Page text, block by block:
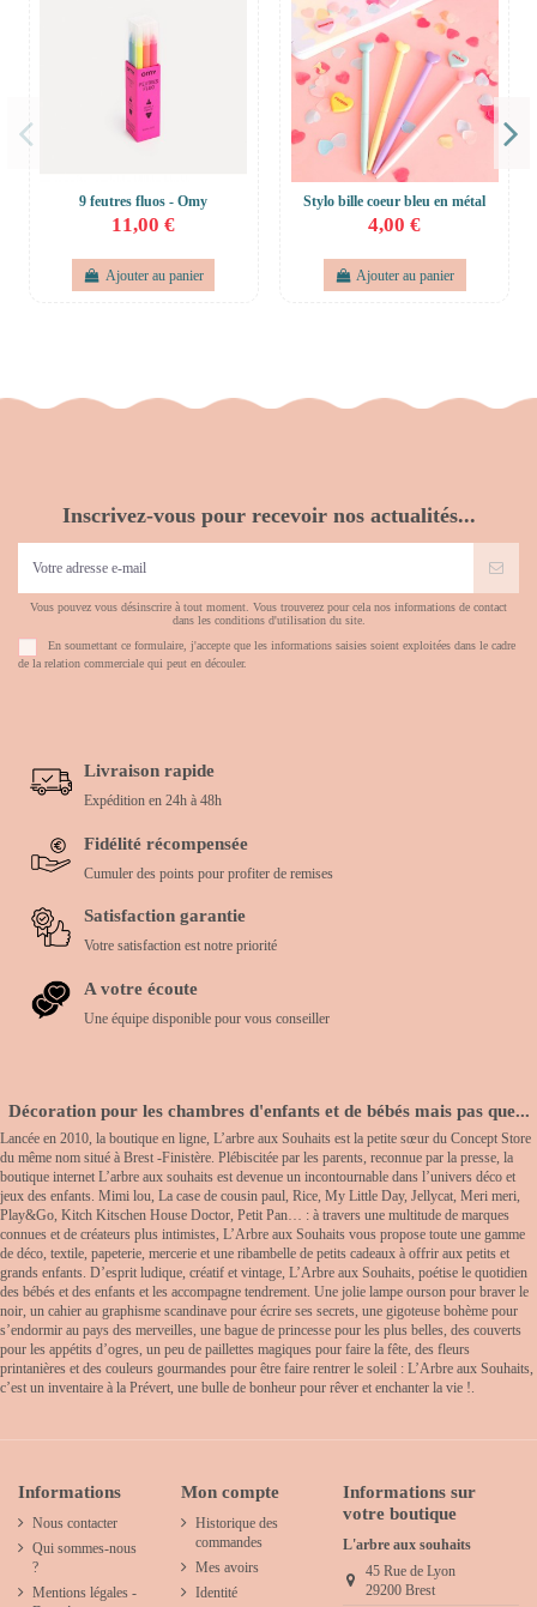
9 feutres fluos - Omy
11,00 €
Ajouter au panier
Stylo bille coeur bleu en métal
4,00 €
Ajouter au panier
Inscrivez-vous pour recevoir nos actualités...
Vous pouvez vous désinscrire à tout moment. Vous trouverez pour cela nos informations de contact
dans les conditions d'utilisation du site.
En soumettant ce formulaire, j'accepte que les informations saisies soient exploitées dans le cadre
de la relation commerciale qui peut en découler.
Livraison rapide
Expédition en 24h à 48h
Fidélité récompensée
Cumuler des points pour profiter de remises
Satisfaction garantie
Votre satisfaction est notre priorité
A votre écoute
Une équipe disponible pour vous conseiller
Décoration pour les chambres d'enfants et de bébés mais pas que...
Lancée en 2010, la boutique en ligne, L’arbre aux Souhaits est la petite sœur du Concept Store
du même nom situé à Brest -Finistère. Plébiscitée par les parents, reconnue par la presse, la
boutique internet L’arbre aux souhaits est devenue un incontournable dans l’univers déco et
jeux des enfants. Mimi lou, La case de cousin paul, Rice, My Little Day, Jellycat, Meri meri,
Play&Go, Kitch Kitschen House Doctor, Petit Pan… : à travers une multitude de marques
connues et de créateurs plus intimistes, L’Arbre aux Souhaits vous propose toute une gamme
de déco, textile, papeterie, mercerie et une ribambelle de petits cadeaux à offrir aux petits et
grands enfants. D’esprit ludique, créatif et vintage, L’Arbre aux Souhaits, poétise le quotidien
des bébés et des enfants et les accompagne tendrement. Une jolie lampe ourson pour braver le
noir, un cahier au graphisme scandinave pour écrire ses secrets, une gigoteuse bohème pour
s’endormir au pays des merveilles, une bague de princesse pour les plus belles, des couverts
pour les appétits d’ogres, un peu de paillettes magiques pour faire la fête, des fleurs
printanières et des couleurs gourmandes pour être faire rentrer le soleil : L’Arbre aux Souhaits,
c’est un inventaire à la Prévert, une bulle de bonheur pour rêver et enchanter la vie !.
Informations
Nous contacter
Qui sommes-nous
?
Mentions légales -
Mon compte
Historique des
commandes
Mes avoirs
Identité
Informations sur
votre boutique
L'arbre aux souhaits
45 Rue de Lyon
29200 Brest